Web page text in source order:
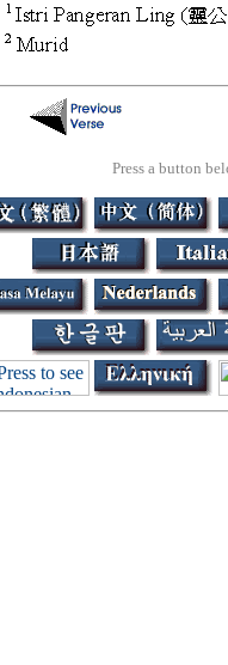
Press a button